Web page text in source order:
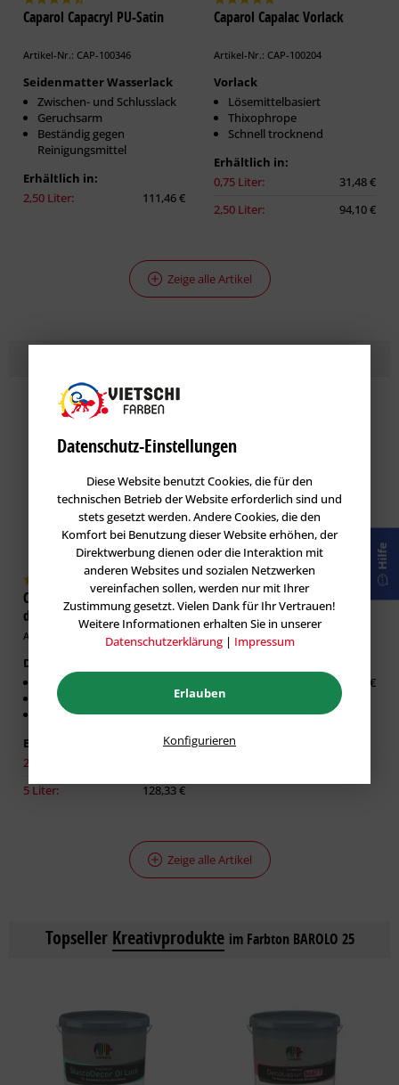
Caparol Capacryl PU-Satin
Artikel-Nr.: CAP-100346
Seidenmatter Wasserlack
Zwischen- und Schlusslack
Geruchsarm
Beständig gegen
Reinigungsmittel
Erhältlich in:
2,50 Liter:
111,46 €
Caparol Capalac Vorlack
Artikel-Nr.: CAP-100204
Vorlack
Lösemittelbasiert
Thixophrope
Schnell trocknend
Erhältlich in:
0,75 Liter:
31,48 €
2,50 Liter:
94,10 €
Zeige alle Artikel
Caparol DecoLasur Matt -
dekorative Lasur-Technik
Artikel-Nr.: CAP-100532
Dekorative Lasur Innen
Matter Effekt
Diffusionsfähig
Für glatte Untergründe
Erhältlich in:
2,50 Liter:
5 Liter:
128,33 €
GORI 33 Sensitiv-Lasur
Holzlasur
Artikel-Nr.: GOR-100019
26,63 €
Zeige alle Artikel
Topseller Kreativprodukte im Farbton BAROLO 25
Hilfe
Datenschutz-Einstellungen
Diese Website benutzt Cookies, die für den
technischen Betrieb der Website erforderlich sind und
stets gesetzt werden. Andere Cookies, die den
Komfort bei Benutzung dieser Website erhöhen, der
Direktwerbung dienen oder die Interaktion mit
anderen Websites und sozialen Netzwerken
vereinfachen sollen, werden nur mit Ihrer
Zustimmung gesetzt. Vielen Dank für Ihr Vertrauen!
Weitere Informationen erhalten Sie in unserer
Datenschutzerklärung| Impressum
Erlauben
Konfigurieren